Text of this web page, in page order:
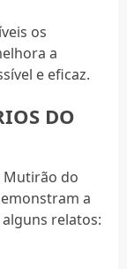
os
a
e eficaz.
DO
Mutirão do
a
relatos: